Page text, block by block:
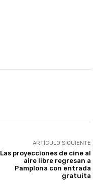
ARTÍCULO SIGUIENTE
Las proyecciones de cine al
aire libre regresan a
Pamplona con entrada
gratuita